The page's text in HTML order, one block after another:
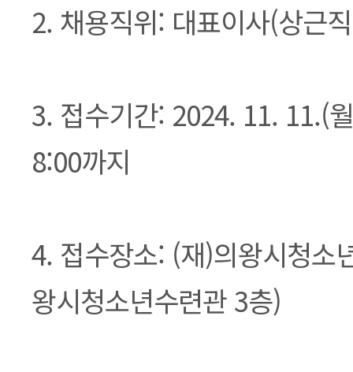
2. 채용직위: 대표이사(상근
3. 접수기간: 2024. 11. 11.(
8:00까지
4. 접수장소: (재)의왕시청소
왕시청소년수련관 3층)